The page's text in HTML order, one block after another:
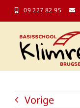
naar
inhoud
09 227 82 95
Vorige